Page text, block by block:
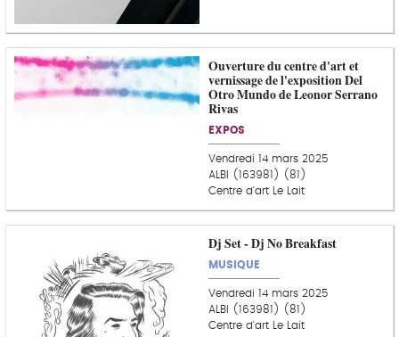
Ouverture du centre d'art et
vernissage de l'exposition Del
Otro Mundo de Leonor Serrano
Rivas
EXPOS
Vendredi 14 mars 2025
ALBI (163981) (81)
Centre d'art Le Lait
Dj Set - Dj No Breakfast
MUSIQUE
Vendredi 14 mars 2025
ALBI (163981) (81)
Centre d'art Le Lait